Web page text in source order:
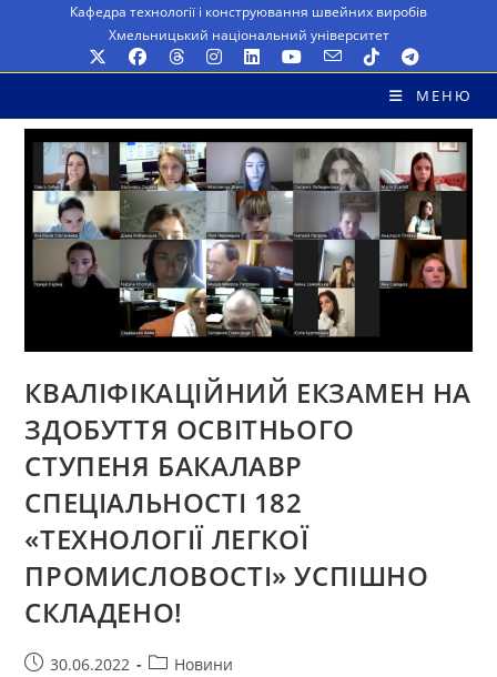
вмісту
Кафедра технології і конструювання швейних виробів
Хмельницький національний університет
МЕНЮ
КВАЛІФІКАЦІЙНИЙ ЕКЗАМЕН НА
ЗДОБУТТЯ ОСВІТНЬОГО
СТУПЕНЯ БАКАЛАВР
СПЕЦІАЛЬНОСТІ 182
«ТЕХНОЛОГІЇ ЛЕГКОЇ
ПРОМИСЛОВОСТІ» УСПІШНО
СКЛАДЕНО!
Запис30.06.2022
Категорія
Новини